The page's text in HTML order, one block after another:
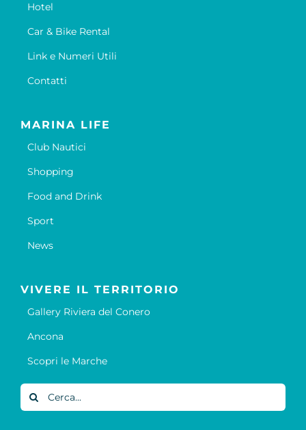
Hotel
Car & Bike Rental
Link e Numeri Utili
Contatti
MARINA LIFE
Club Nautici
Shopping
Food and Drink
Sport
News
VIVERE IL TERRITORIO
Gallery Riviera del Conero
Ancona
Scopri le Marche
Cerca
per: